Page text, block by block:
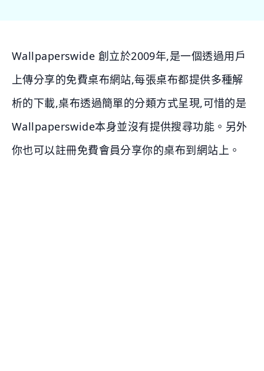
Wallpaperswide 創立於2009年,是一個透過用戶
上傳分享的免費桌布網站,每張桌布都提供多種解
析的下載,桌布透過簡單的分類方式呈現,可惜的是
Wallpaperswide本身並沒有提供搜尋功能。另外
你也可以註冊免費會員分享你的桌布到網站上。